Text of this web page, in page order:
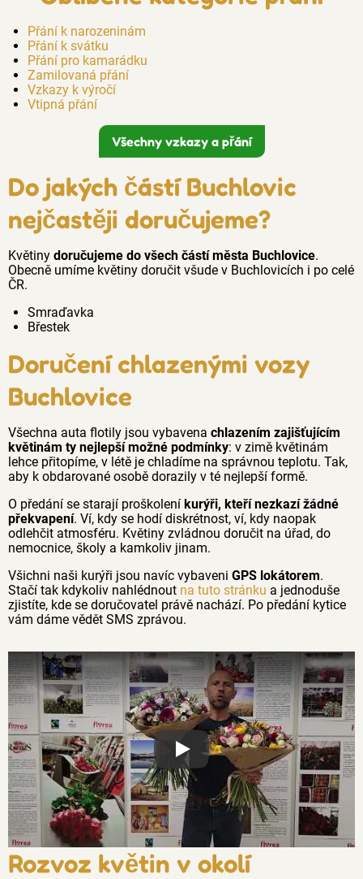
Přání k narozeninám
Přání k svátku
Přání pro kamarádku
Zamilovaná přání
Vzkazy k výročí
Vtipná přání
Všechny vzkazy a přání
Do jakých částí Buchlovic
nejčastěji doručujeme?
Květiny doručujeme do všech částí města Buchlovice.
Obecně umíme květiny doručit všude v Buchlovicích i po celé
ČR.
Smraďavka
Břestek
Doručení chlazenými vozy
Buchlovice
Všechna auta flotily jsou vybavena chlazením zajišťujícím
květinám ty nejlepší možné podmínky: v zimě květinám
lehce přitopíme, v létě je chladíme na správnou teplotu. Tak,
aby k obdarované osobě dorazily v té nejlepší formě.
O předání se starají proškolení kurýři, kteří nezkazí žádné
překvapení. Ví, kdy se hodí diskrétnost, ví, kdy naopak
odlehčit atmosféru. Květiny zvládnou doručit na úřad, do
nemocnice, školy a kamkoliv jinam.
Všichni naši kurýři jsou navíc vybaveni GPS lokátorem.
Stačí tak kdykoliv nahlédnout na tuto stránku a jednoduše
zjistíte, kde se doručovatel právě nachází. Po předání kytice
vám dáme vědět SMS zprávou.
Proč jsou květiny z Florea tak
Rozvoz květin v okolí